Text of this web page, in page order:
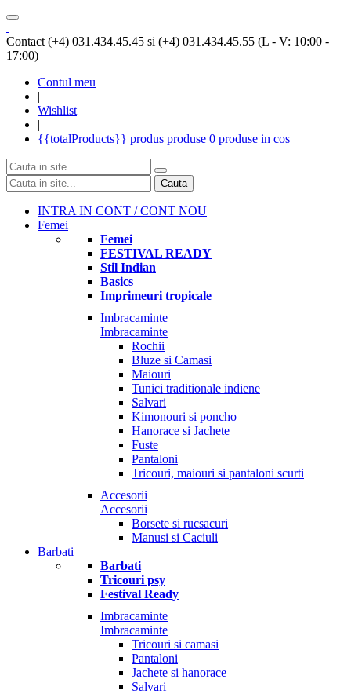
Contact (+4) 031.434.45.45 si (+4) 031.434.45.55 (L - V: 10:00 -
17:00)
Contul meu
|
Wishlist
|
{{totalProducts}} produs produse 0 produse in cos
Cauta
INTRA IN CONT / CONT NOU
Femei
Femei
FESTIVAL READY
Stil Indian
Basics
Imprimeuri tropicale
Imbracaminte
Imbracaminte
Rochii
Bluze si Camasi
Maiouri
Tunici traditionale indiene
Salvari
Kimonouri si poncho
Hanorace si Jachete
Fuste
Pantaloni
Tricouri, maiouri si pantaloni scurti
Accesorii
Accesorii
Borsete si rucsacuri
Manusi si Caciuli
Barbati
Barbati
Tricouri psy
Festival Ready
Imbracaminte
Imbracaminte
Tricouri si camasi
Pantaloni
Jachete si hanorace
Salvari